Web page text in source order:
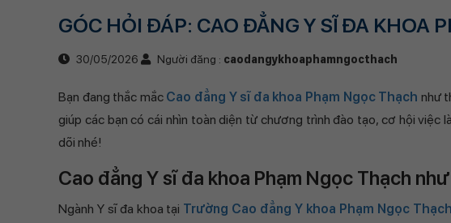
GÓC HỎI ĐÁP: CAO ĐẲNG Y SĨ ĐA KHOA
30/05/2026 Người đăng : caodangykhoaphamngocthach
Bạn đang thắc mắc Cao đẳng Y sĩ đa khoa Phạm Ngọc Thạch như
giúp các bạn có cái nhìn toàn diện từ chương trình đào tạo, cơ hội việc
dõi nhé!
Cao đẳng Y sĩ đa khoa Phạm Ngọc Thạch
Ngành Y sĩ đa khoa tại Trường Cao đẳng Y khoa Phạm Ngọc Thạch